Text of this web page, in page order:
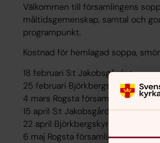
Välkommen till församlingens
måltidsgemenskap, samtal och
programpunkt.
Kostnad för hemlagad soppa,
18 februari S:t Jakobsgården
25 februari Björkbergskyrkan
4 mars Rogsta församlingshem
15 april S:t Jakobsgården
22 april Björkbergskyrkan
6 maj Rogsta församlingshem